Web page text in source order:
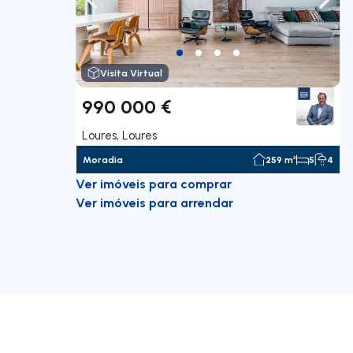
Navegação para a esquerda
Visita Virtual
990 000 €
Loures, Loures
Moradia 259 m² 5 4
Ver imóveis para comprar
Ver imóveis para arrendar